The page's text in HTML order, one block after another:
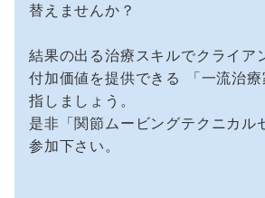
替えませんか？
結果の出る治療スキルでクライア
付加価値を提供できる 「一流治
指しましょう。
是非「関節ムービングテクニカル
参加下さい。